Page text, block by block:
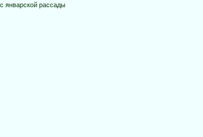
январской рассады